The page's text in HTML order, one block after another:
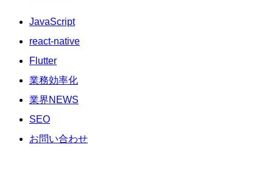
JavaScript
react-native
Flutter
業務効率化
業界NEWS
SEO
お問い合わせ